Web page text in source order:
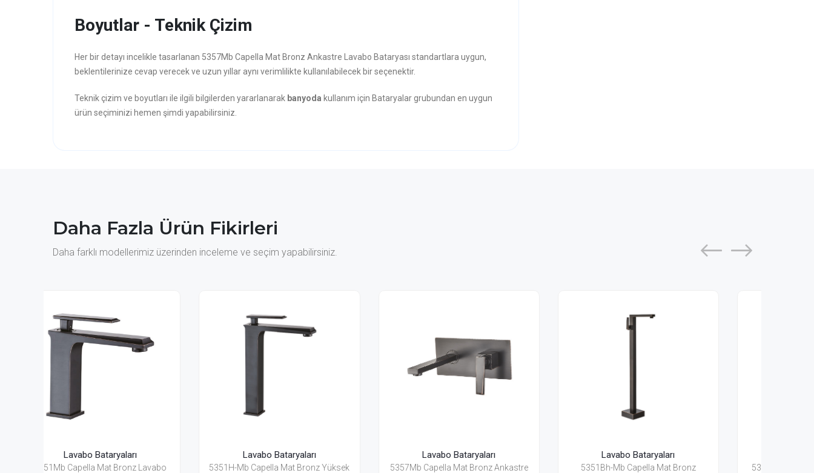
Boyutlar - Teknik Çizim
Her bir detayı incelikle tasarlanan 5357Mb Capella Mat Bronz Ankastre Lavabo Bataryası standartlara uygun,
beklentilerinize cevap verecek ve uzun yıllar aynı verimlilikte kullanılabilecek bir seçenektir.
Teknik çizim ve boyutları ile ilgili bilgilerden yararlanarak banyoda kullanım için Bataryalar grubundan en uygun
ürün seçiminizi hemen şimdi yapabilirsiniz.
Daha Fazla Ürün Fikirleri
Daha farklı modellerimiz üzerinden inceleme ve seçim yapabilirsiniz.
Lavabo Bataryaları
5351H-Mb Capella Mat Bronz Yüksek
Lavabo Bataryaları
5357Mb Capella Mat Bronz Ankastre
Lavabo Bataryaları
5351Bh-Mb Capella Mat Bronz
Lavabo Bataryaları
5353Mb Capella Mat Bronz Lavabo